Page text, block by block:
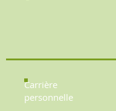
Carrière
personnelle